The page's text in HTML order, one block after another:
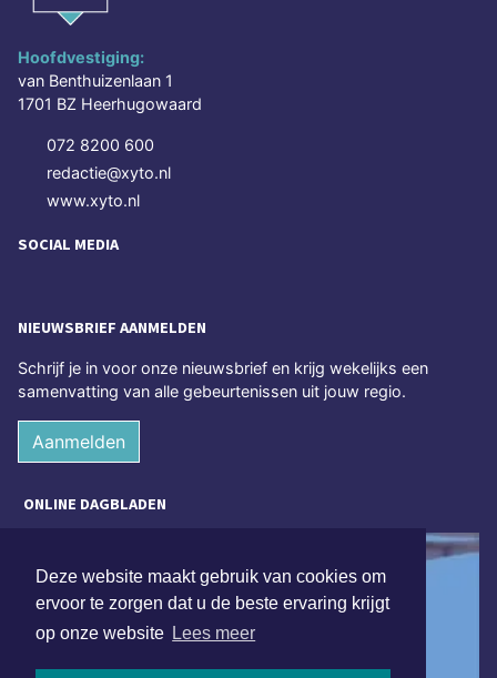
Deze website maakt gebruik van cookies om
ervoor te zorgen dat u de beste ervaring krijgt
op onze website Lees meer
Hoofdvestiging:
van Benthuizenlaan 1
1701 BZ Heerhugowaard
072 8200 600
redactie@xyto.nl
www.xyto.nl
SOCIAL MEDIA
NIEUWSBRIEF AANMELDEN
Schrijf je in voor onze nieuwsbrief en krijg wekelijks een
samenvatting van alle gebeurtenissen uit jouw regio.
Aanmelden
ONLINE DAGBLADEN